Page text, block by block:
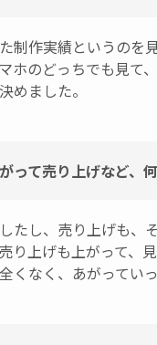
制作実績というのを
ホのどっちでも見て
めました。
って売り上げなど、
たし、売り上げも、
り上げも上がって、
くなく、あがってい